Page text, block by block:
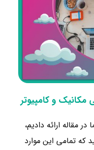
مکانیک و کامپیوتر
مقاله ارائه دادیم،
که تمامی این موارد